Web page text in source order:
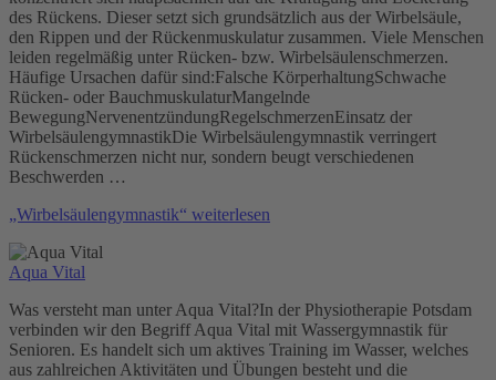
des Rückens. Dieser setzt sich grundsätzlich aus der Wirbelsäule,
den Rippen und der Rückenmuskulatur zusammen. Viele Menschen
leiden regelmäßig unter Rücken- bzw. Wirbelsäulenschmerzen.
Häufige Ursachen dafür sind:Falsche KörperhaltungSchwache
Rücken- oder BauchmuskulaturMangelnde
BewegungNervenentzündungRegelschmerzenEinsatz der
WirbelsäulengymnastikDie Wirbelsäulengymnastik verringert
Rückenschmerzen nicht nur, sondern beugt verschiedenen
Beschwerden …
„Wirbelsäulengymnastik“ weiterlesen
Aqua Vital
Was versteht man unter Aqua Vital?In der Physiotherapie Potsdam
verbinden wir den Begriff Aqua Vital mit Wassergymnastik für
Senioren. Es handelt sich um aktives Training im Wasser, welches
aus zahlreichen Aktivitäten und Übungen besteht und die